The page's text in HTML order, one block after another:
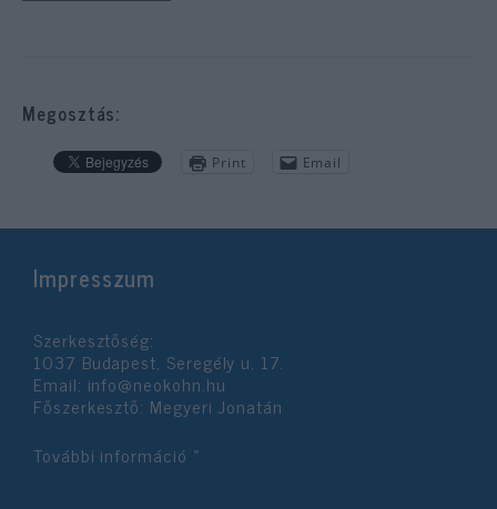
Megosztás:
Print Email
Impresszum
Szerkesztőség:
1037 Budapest, Seregély u. 17.
Email: info@neokohn.hu
Főszerkesztő: Megyeri Jonatán
További információ »